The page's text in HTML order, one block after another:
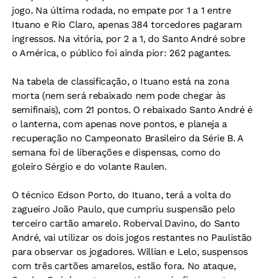
jogo. Na última rodada, no empate por 1 a 1 entre
Ituano e Rio Claro, apenas 384 torcedores pagaram
ingressos. Na vitória, por 2 a 1, do Santo André sobre
o América, o público foi ainda pior: 262 pagantes.
Na tabela de classificação, o Ituano está na zona
morta (nem será rebaixado nem pode chegar às
semifinais), com 21 pontos. O rebaixado Santo André é
o lanterna, com apenas nove pontos, e planeja a
recuperação no Campeonato Brasileiro da Série B. A
semana foi de liberações e dispensas, como do
goleiro Sérgio e do volante Raulen.
O técnico Edson Porto, do Ituano, terá a volta do
zagueiro João Paulo, que cumpriu suspensão pelo
terceiro cartão amarelo. Roberval Davino, do Santo
André, vai utilizar os dois jogos restantes no Paulistão
para observar os jogadores. Willian e Lelo, suspensos
com três cartões amarelos, estão fora. No ataque,